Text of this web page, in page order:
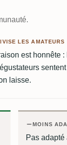
LES AMATEURS
est honnête
laisse.
MOINS
Pas